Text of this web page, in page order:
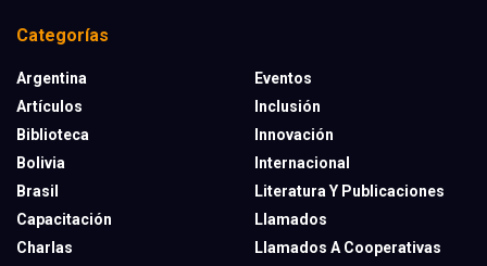
Categorías
Argentina
Artículos
Biblioteca
Bolivia
Brasil
Capacitación
Charlas
Eventos
Inclusión
Innovación
Internacional
Literatura Y Publicaciones
Llamados
Llamados A Cooperativas